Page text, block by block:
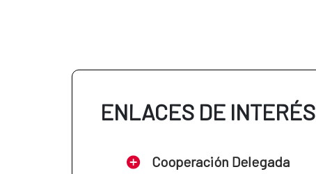
ENLACES DE INTERÉS
Cooperación Delegada